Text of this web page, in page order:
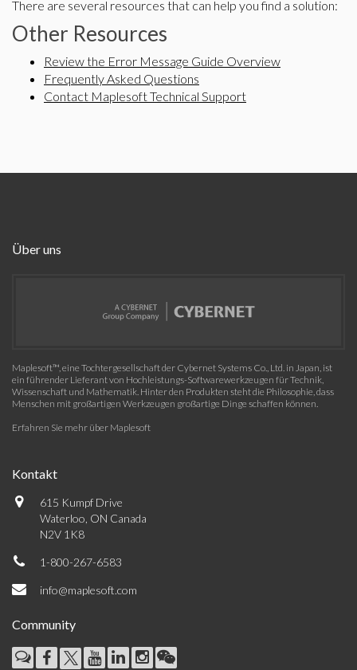
There are several resources that can help you find a solution:
Other Resources
Review the Error Message Guide Overview
Frequently Asked Questions
Contact Maplesoft Technical Support
Über uns
Maplesoft™, eine Tochtergesellschaft der Cybernet Systems Co., Ltd. in Japan, ist
ein führender Lieferant von Hochleistungs-Softwarewerkzeugen für Technik,
Wissenschaft und Mathematik. Hinter den Produkten steht die Philosophie, dass
Menschen mit großartigen Werkzeugen großartige Dinge schaffen können.
Erfahren Sie mehr über Maplesoft
Kontakt
615 Kumpf Drive
Waterloo, ON Canada
N2V 1K8
1-800-267-6583
info@maplesoft.com
Community